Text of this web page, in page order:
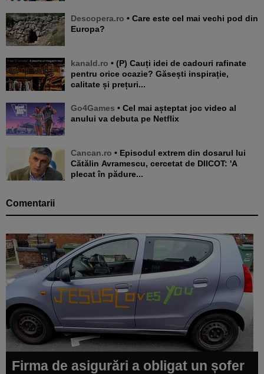
Descopera.ro • Care este cel mai vechi pod din
Europa?
kanald.ro • (P) Cauți idei de cadouri rafinate
pentru orice ocazie? Găsești inspirație,
calitate și prețuri...
Go4Games • Cel mai așteptat joc video al
anului va debuta pe Netflix
Cancan.ro • Episodul extrem din dosarul lui
Cătălin Avramescu, cercetat de DIICOT: 'A
plecat în pădure...
Comentarii
Firma de asigurări a obligat un șofer